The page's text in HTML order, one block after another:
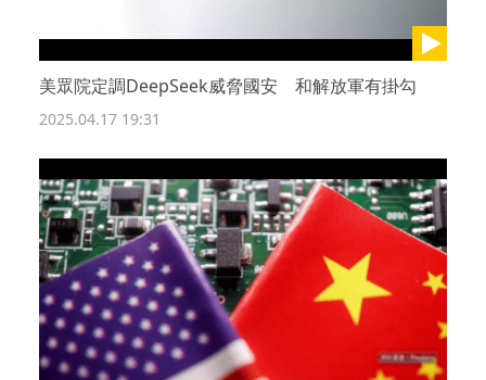
美眾院定調DeepSeek威脅國安 和解放軍有掛勾
2025.04.17 19:31